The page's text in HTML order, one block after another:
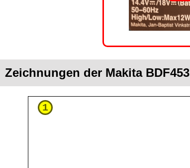
Zeichnungen der Makita BDF453
1